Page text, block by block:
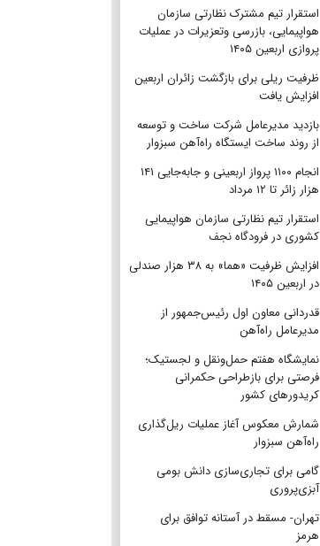
استقرار تیم مشترک نظارتی سازمان
هواپیمایی، بازرسی وتعزیرات در عملیات
پروازی اربعین ۱۴۰۵
ظرفیت ریلی برای بازگشت زائران اربعین
افزایش یافت
بازدید مدیرعامل شرکت ساخت و توسعه
از روند ساخت ایستگاه راه‌آهن سبزوار
انجام ۱۱۰۰ پرواز اربعینی و جابه‌جایی ۱۴۱
هزار زائر تا ۱۲ مرداد
استقرار تیم‌ نظارتی سازمان هواپیمایی
کشوری در فرودگاه نجف
افزایش ظرفیت «هما» به ۳۸ هزار صندلی
در اربعین ۱۴۰۵
قدردانی معاون اول رئیس‌جمهور از
مدیرعامل راه‌آهن
نمایشگاه هفتم حمل‌ونقل و لجستیک؛
فرصتی برای بازطراحی حکمرانی
کریدورهای کشور
شمارش معکوس آغاز عملیات ریل‌گذاری
راه‌آهن سبزوار
گامی برای تجاری‌سازی دانش بومی
آبزی‌پروری
تهران- مسقط در آستانه توافق برای
هرمز